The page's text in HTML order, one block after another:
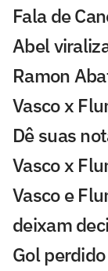
Fala de
Abel
Ramon
Vasco x
Dê suas
Vasco x
Vasco e
deixam
Gol